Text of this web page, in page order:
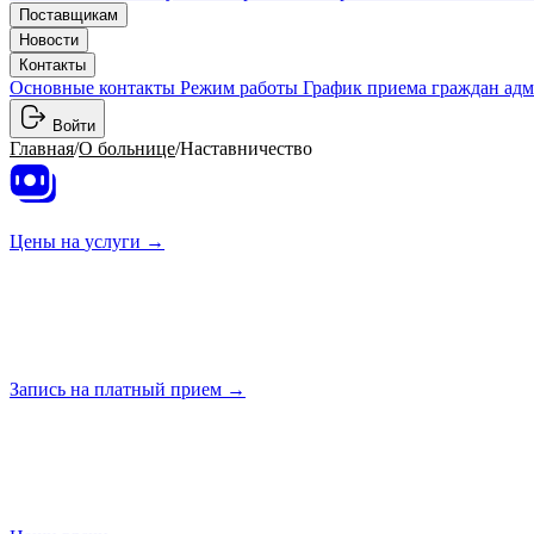
Поставщикам
Новости
Контакты
Основные контакты Режим работы График приема граждан
Войти
Главная/О больнице/Наставничество
Цены на услуги →
Запись на платный прием →